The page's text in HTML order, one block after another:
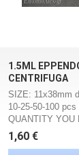
1.5ML
CENTRIFUGA
SIZE: 11x38mm
10-25-50-100
QUANTITY YOU
1,60 €